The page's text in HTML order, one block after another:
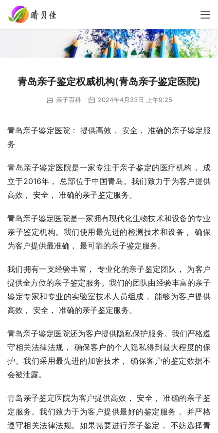
青岛亲子鉴定权威机构(青岛亲子鉴定医院)
亲子百科 2024年4月23日 上午9:25
青岛亲子鉴定医院： 提供高效， 安全， 准确的亲子鉴定服
务
青岛亲子鉴定医院是一家专注于亲子鉴定的医疗机构， 成
立于2016年， 总部位于中国青岛。我们致力于为客户提供
高效， 安全， 准确的亲子鉴定服务。
青岛亲子鉴定医院是一家拥有现代化生物技术和设备的专业
亲子鉴定机构。我们使用最先进的检测技术和设备， 确保
为客户提供最准确， 最可靠的亲子鉴定服务。
我们拥有一支经验丰富， 专业化的亲子鉴定团队， 为客户
提供全方位的亲子鉴定服务。我们的团队由经验丰富的亲子
鉴定专家和专业的实验室技术人员组成， 能够为客户提供
高效， 安全， 准确的亲子鉴定服务。
青岛亲子鉴定医院还为客户提供隐私保护服务。我们严格遵
守相关法律法规， 确保客户的个人隐私得到最大程度的保
护。我们采用最先进的加密技术， 确保客户的鉴定数据不
会被泄露。
青岛亲子鉴定医院为客户提供高效， 安全， 准确的亲子鉴
定服务。我们致力于为客户提供最好的鉴定服务， 并严格
遵守相关法律法规。如果需要进行亲子鉴定， 不妨选择青